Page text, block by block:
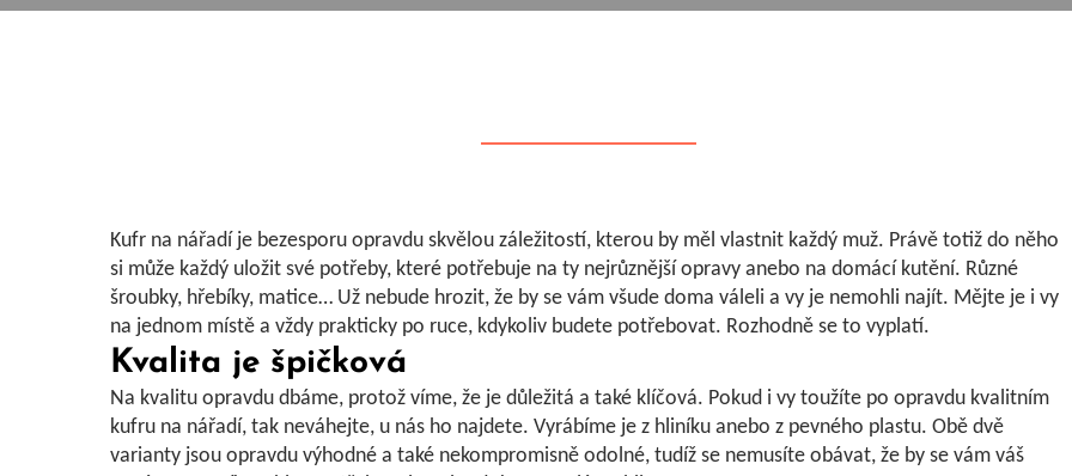
Kufr na nářadí je bezesporu opravdu skvělou záležitostí, kterou by měl vlastnit každý muž. Právě totiž do něho
si může každý uložit své potřeby, které potřebuje na ty nejrůznější opravy anebo na domácí kutění. Různé
šroubky, hřebíky, matice… Už nebude hrozit, že by se vám všude doma váleli a vy je nemohli najít. Mějte je i vy
na jednom místě a vždy prakticky po ruce, kdykoliv budete potřebovat. Rozhodně se to vyplatí.
Kvalita je špičková
Na kvalitu opravdu dbáme, protož víme, že je důležitá a také klíčová. Pokud i vy toužíte po opravdu kvalitním
kufru na nářadí, tak neváhejte, u nás ho najdete. Vyrábíme je z hliníku anebo z pevného plastu. Obě dvě
varianty jsou opravdu výhodné a také nekompromisně odolné, tudíž se nemusíte obávat, že by se vám váš